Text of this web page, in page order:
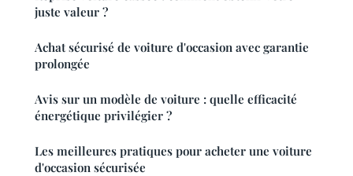
juste valeur ?
Achat sécurisé de voiture d'occasion avec garantie
prolongée
Avis sur un modèle de voiture : quelle efficacité
énergétique privilégier ?
Les meilleures pratiques pour acheter une voiture
d'occasion sécurisée